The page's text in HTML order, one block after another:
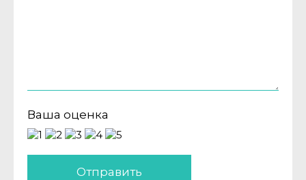
Ваша оценка
Отправить